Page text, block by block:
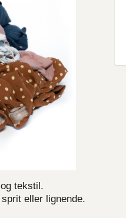
tekstil.
eller lignende.